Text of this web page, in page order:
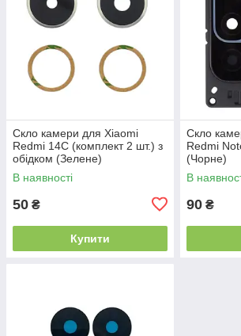
Скло камери для Xiaomi
Redmi 14C (комплект 2 шт.) з
обідком (Зелене)
В наявності
50 ₴
Купити
Скло
Redmi
(Чорне)
В
90 ₴